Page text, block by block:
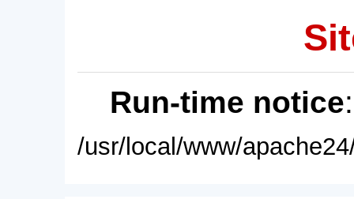
Run-time notice
/usr/local/www/